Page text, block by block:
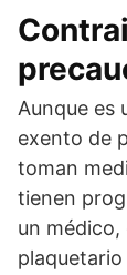
Aunque es
exento de
toman
tienen
un
plaquetario